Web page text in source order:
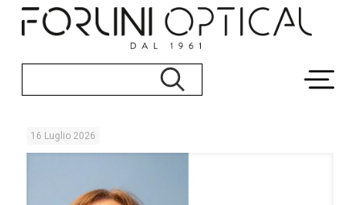
16 Luglio 2026